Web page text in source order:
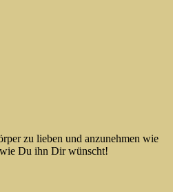
zu lieben und anzunehmen wie
Du ihn Dir wünscht!